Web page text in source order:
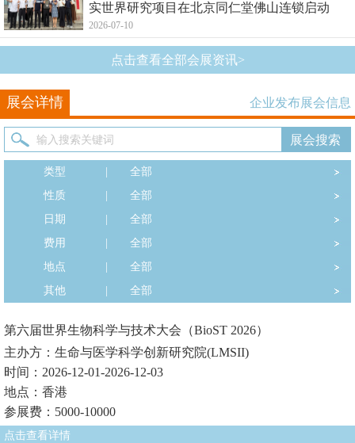
实世界研究项目在北京同仁堂佛山连锁启动
2026-07-10
点击查看全部会展资讯>
展会详情 企业发布展会信息
类型
全部
性质
全部
日期
全部
费用
全部
地点
全部
其他
全部
第六届世界生物科学与技术大会（BioST 2026）
主办方：生命与医学科学创新研究院(LMSII)
时间：2026-12-01-2026-12-03
地点：香港
参展费：5000-10000
点击查看详情